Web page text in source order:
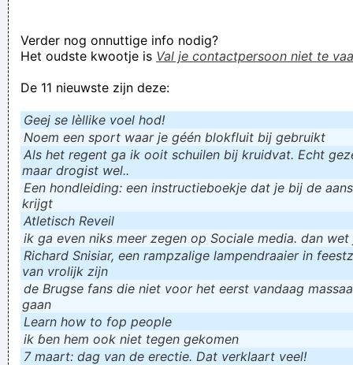
Verder nog onnuttige info nodig?
Het oudste kwootje is Val je contactpersoon niet te
De 11 nieuwste zijn deze:
Geej se lèllike voel hod!
Noem een sport waar je géén blokfluit bij gebruikt
Als het regent ga ik ooit schuilen bij kruidvat. Echt
maar drogist wel..
Een hondleiding: een instructieboekje dat je bij de
krijgt
Atletisch Reveil
ik ga even niks meer zegen op Sociale media. dan
Richard Snisiar, een rampzalige lampendraaier in
van vrolijk zijn
de Brugse fans die niet voor het eerst vandaag
gaan
Learn how to fop people
ik ɓen hem ook niet tegen gekomen
7 maart: dag van de erectie. Dat verklaart veel!